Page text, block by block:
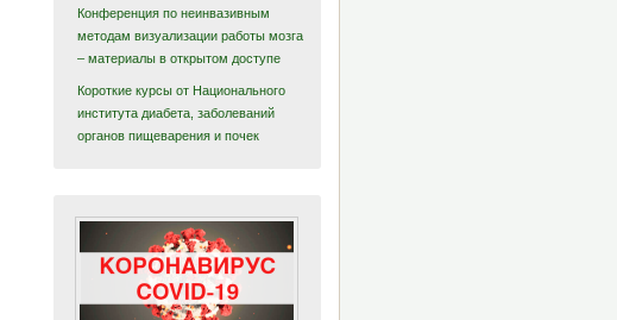
Конференция по неинвазивным
методам визуализации работы мозга
– материалы в открытом доступе
Короткие курсы от Национального
института диабета, заболеваний
органов пищеварения и почек